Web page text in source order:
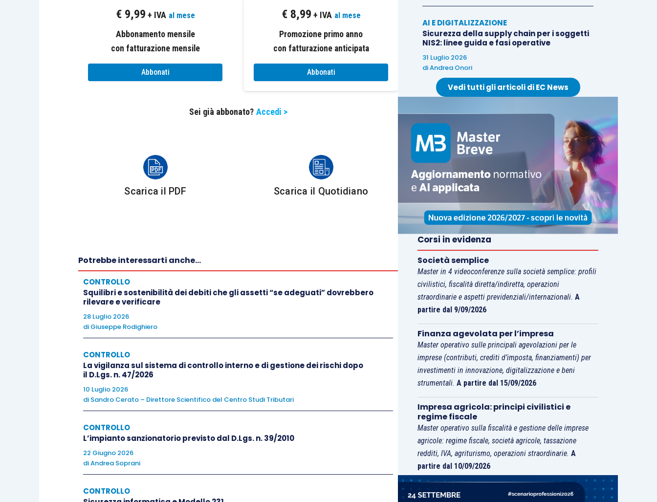
attestazioni e devono conservare il
segreto sui fatti e sui documenti di cui
hanno conoscenza per ragione del loro
con gli amministratori per i fatti o le
omissioni di questi, quando il danno non
si sarebbe prodotto se essi avessero
Al di fuori delle ipotesi in cui hanno agito
con dolo, anche nei casi in cui la
danni cagionati alla società che ha
conferito l’incarico, ai suoi soci, ai
creditori e ai terzi nei limiti di un multiplo
dieci volte il compenso.
All’azione di responsabilità contro i
sindaci si applicano, in quanto
2393, 2393-bis, 2394, 2394-bis e 2395.
Invariato
si prescrive nel termine di cinque anni dal
deposito della relazione di cui all’articolo
verificato il danno.
Le modifiche consistono, quindi, nella completasostituzione del secondo commae
nell’aggiunta di un
€ 9,99 + IVA al mese
Abbonamento mensile
con fatturazione mensile
Abbonati
€ 8,99 + IVA al mese
Promozione primo anno
con fatturazione anticipata
Abbonati
Sei già abbonato? Accedi >
Scarica il PDF Scarica il Quotidiano
Potrebbe interessarti anche...
CONTROLLO
Squilibri e sostenibilità dei debiti che gli assetti “se adeguati” dovrebbero
rilevare e verificare
28 Luglio 2026
di Giuseppe Rodighiero
CONTROLLO
La vigilanza sul sistema di controllo interno e di gestione dei rischi dopo
il D.Lgs. n. 47/2026
10 Luglio 2026
di Sandro Cerato – Direttore Scientifico del Centro Studi Tributari
CONTROLLO
L’impianto sanzionatorio previsto dal D.Lgs. n. 39/2010
22 Giugno 2026
diAndrea Soprani
CONTROLLO
AI E DIGITALIZZAZIONE
Sicurezza della supply chain per i soggetti
NIS2: linee guida e fasi operative
31 Luglio 2026
diAndrea Onori
Vedi tutti gli articoli di EC News
Corsi in evidenza
Società semplice
Master in 4 videoconferenze sulla società semplice: profili
civilistici, fiscalità diretta/indiretta, operazioni
straordinarie e aspetti previdenziali/internazionali.A
partire dal 9/09/2026
Finanza agevolata per l’impresa
Master operativo sulle principali agevolazioni per le
imprese (contributi, crediti d’imposta, finanziamenti) per
investimenti in innovazione, digitalizzazione e beni
strumentali. A partire dal 15/09/2026
Impresa agricola: principi civilistici e
regime fiscale
Master operativo sulla fiscalità e gestione delle imprese
agricole: regime fiscale, società agricole, tassazione
redditi, IVA, agriturismo, operazioni straordinarie.A
partire dal 10/09/2026